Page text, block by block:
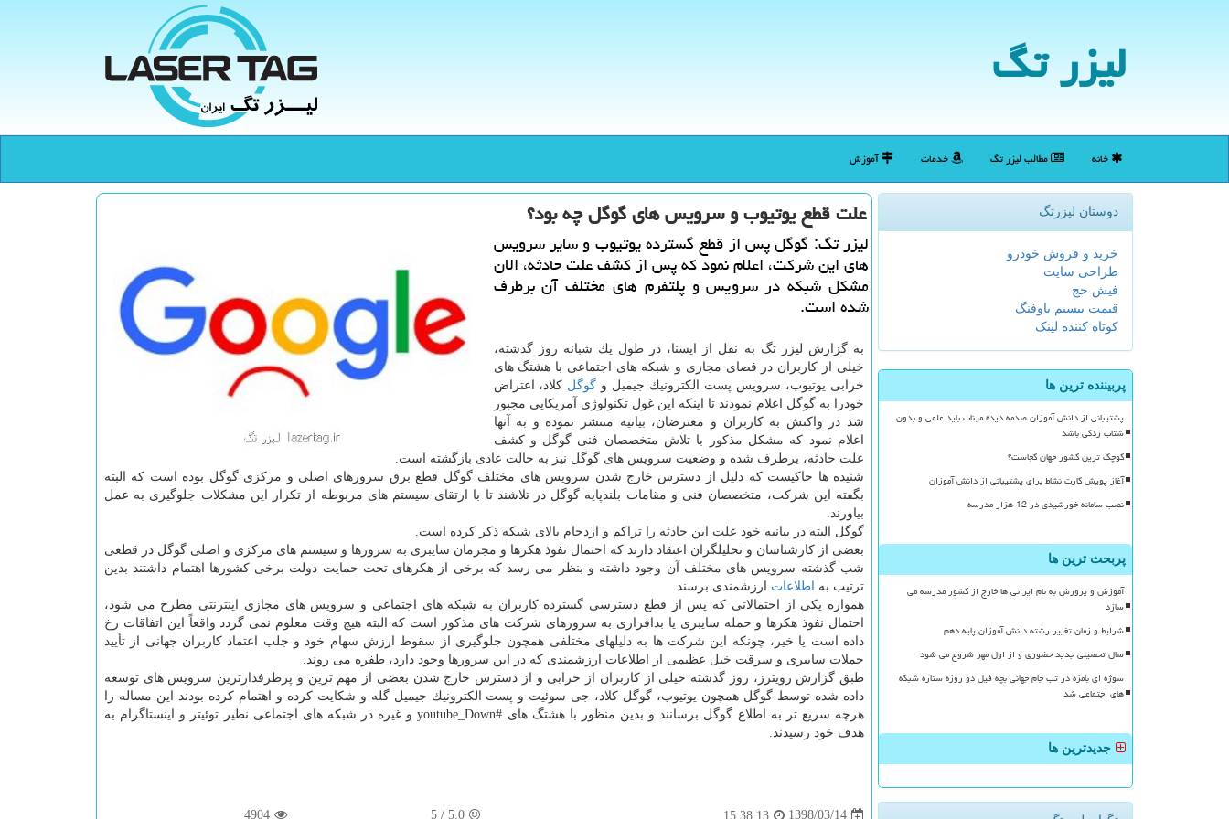
لیزر تگ
خانه مطالب لیزر تگ خدمات آموزش
دوستان لیزرتگ
خرید و فروش خودرو
طراحی سایت
فیش حج
قیمت بیسیم باوفنگ
کوتاه کننده لینک
پربیننده ترین ها
پشتیبانی از دانش آموزان صدمه دیده میناب باید علمی و بدون
شتاب زدگی باشد
کوچک ترین کشور جهان کجاست؟
آغاز پویش کارت نشاط برای پشتیبانی از دانش آموزان
نصب سامانه خورشیدی در 12 هزار مدرسه
پربحث ترین ها
آموزش و پرورش به نام ایرانی ها خارج از کشور مدرسه می
سازد
شرایط و زمان تغییر رشته دانش آموزان پایه دهم
سال تحصیلی جدید حضوری و از اول مهر شروع می شود
سوژه ای بامزه در تب جام جهانی بچه فیل دو روزه ستاره شبکه
های اجتماعی شد
جدیدترین ها
علت قطع یوتیوب و سرویس های گوگل چه بود؟
لیزر تگ: گوگل پس از قطع گسترده یوتیوب و سایر سرویس
های این شركت، اعلام نمود كه پس از كشف علت حادثه، الان
مشكل شبكه در سرویس و پلتفرم های مختلف آن برطرف
شده است.
به گزارش لیزر تگ به نقل از ایسنا، در طول یك شبانه روز گذشته،
خیلی از كاربران در فضای مجازی و شبكه های اجتماعی با هشتگ های
خرابی یوتیوب، سرویس پست الكترونیك جیمیل و گوگل كلاد، اعتراض
خودرا به گوگل اعلام نمودند تا اینكه این غول تكنولوژی آمریكایی مجبور
شد در واكنش به كاربران و معترضان، بیانیه منتشر نموده و به آنها
اعلام نمود كه مشكل مذكور با تلاش متخصصان فنی گوگل و كشف
علت حادثه، برطرف شده و وضعیت سرویس های گوگل نیز به حالت عادی بازگشته است.
شنیده ها حاكیست كه دلیل از دسترس خارج شدن سرویس های مختلف گوگل قطع برق سرورهای اصلی و مركزی گوگل بوده است كه البته
بگفته این شركت، متخصصان فنی و مقامات بلندپایه گوگل در تلاشند تا با ارتقای سیستم های مربوطه از تكرار این مشكلات جلوگیری به عمل
بیاورند.
گوگل البته در بیانیه خود علت این حادثه را تراكم و ازدحام بالای شبكه ذكر كرده است.
بعضی از كارشناسان و تحلیلگران اعتقاد دارند كه احتمال نفوذ هكرها و مجرمان سایبری به سرورها و سیستم های مركزی و اصلی گوگل در قطعی
شب گذشته سرویس های مختلف آن وجود داشته و بنظر می رسد كه برخی از هكرهای تحت حمایت دولت برخی كشورها اهتمام داشتند بدین
ترتیب به اطلاعات ارزشمندی برسند.
همواره یكی از احتمالاتی كه پس از قطع دسترسی گسترده كاربران به شبكه های اجتماعی و سرویس های مجازی اینترنتی مطرح می شود،
احتمال نفوذ هكرها و حمله سایبری یا بدافزاری به سرورهای شركت های مذكور است كه البته هیچ وقت معلوم نمی گردد واقعاً این اتفاقات رخ
داده است یا خیر، چونكه این شركت ها به دلیلهای مختلفی همچون جلوگیری از سقوط ارزش سهام خود و جلب اعتماد كاربران جهانی از تأیید
حملات سایبری و سرقت خیل عظیمی از اطلاعات ارزشمندی كه در این سرورها وجود دارد، طفره می روند.
طبق گزارش رویترز، روز گذشته خیلی از كاربران از خرابی و از دسترس خارج شدن بعضی از مهم ترین و پرطرفدارترین سرویس های توسعه
داده شده توسط گوگل همچون یوتیوب، گوگل كلاد، جی سوئیت و پست الكترونیك جیمیل گله و شكایت كرده و اهتمام كرده بودند این مساله را
هرچه سریع تر به اطلاع گوگل برسانند و بدین منظور با هشتگ های #youtube_Down و غیره در شبكه های اجتماعی نظیر توئیتر و اینستاگرام به
هدف خود رسیدند.
1398/03/14
15:38:13
5.0
/
5
4904